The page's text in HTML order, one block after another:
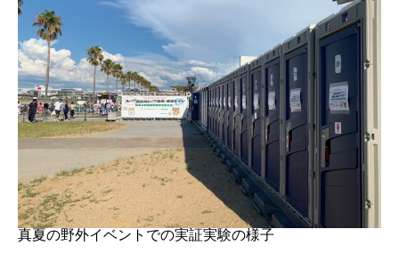
真夏の野外イベントでの実証実験の様子